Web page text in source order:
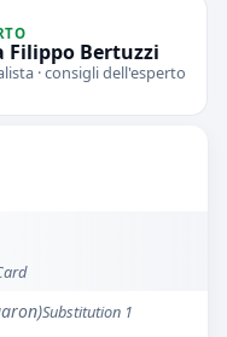
Filippo Bertuzzi
· consigli dell'esperto
Substitution 1